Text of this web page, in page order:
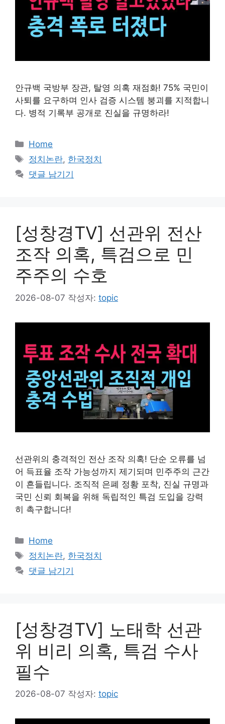
안규백 국방부 장관, 탈영 의혹 재점화! 75% 국민이
사퇴를 요구하며 인사 검증 시스템 붕괴를 지적합니
다. 병적 기록부 공개로 진실을 규명하라!
카
테
리
Home
태
그
정치논란, 한국정치
댓글 남기기
[성창경TV] 선관위 전산
조작 의혹, 특검으로 민
주주의 수호
2026-08-07 작성자: topic
선관위의 충격적인 전산 조작 의혹! 단순 오류를 넘
어 득표율 조작 가능성까지 제기되며 민주주의 근간
이 흔들립니다. 조직적 은폐 정황 포착, 진실 규명과
국민 신뢰 회복을 위해 독립적인 특검 도입을 강력
히 촉구합니다!
카
테
고
리
Home
태
그
정치논란, 한국정치
댓글 남기기
[성창경TV] 노태학 선관
위 비리 의혹, 특검 수사
필수
2026-08-07 작성자: topic